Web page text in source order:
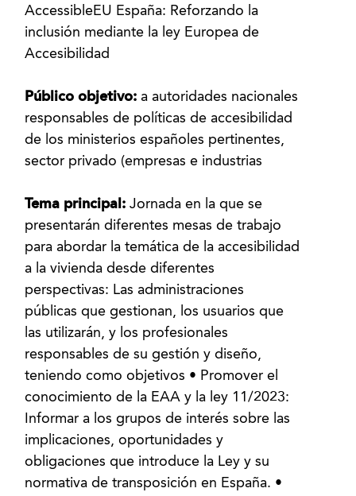
AccessibleEU España: Reforzando la
inclusión mediante la ley Europea de
Accesibilidad
Público objetivo:a autoridades nacionales
responsables de políticas de accesibilidad
de los ministerios españoles pertinentes,
sector privado (empresas e industrias
Tema principal:Jornada en la que se
presentarán diferentes mesas de trabajo
para abordar la temática de la accesibilidad
a la vivienda desde diferentes
perspectivas: Las administraciones
públicas que gestionan, los usuarios que
las utilizarán, y los profesionales
responsables de su gestión y diseño,
teniendo como objetivos • Promover el
conocimiento de la EAA y la ley 11/2023:
Informar a los grupos de interés sobre las
implicaciones, oportunidades y
obligaciones que introduce la Ley y su
normativa de transposición en España. •